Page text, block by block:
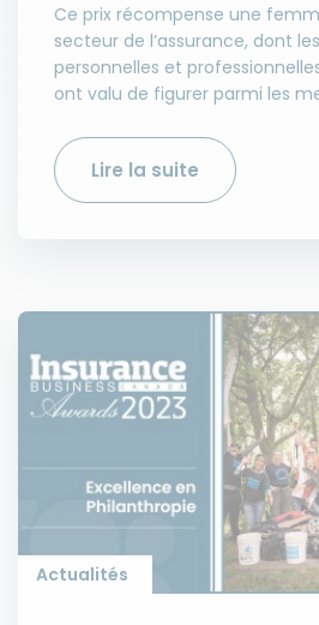
Ce prix récompense une
secteur de l’assurance, dont
personnelles et
ont valu de figurer parmi les
Lire la suite
Actualités